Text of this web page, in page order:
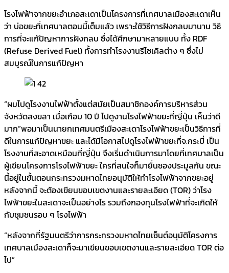
โรงไฟฟ้าจากขยะอำเภอสะเดาเป็นโครงการที่เทศบาลเมืองสะเดาเห็น
ว่า บ่อขยะที่เทศบาลตอนนี้เต็มแล้ว เพราะใช้วิธีการฝังกลบมานาน วิธี
การที่จะแก้ปัญหาการฝังกลบ ซึ่งได้ศึกษามาหลายแบบ ทั้ง RDF
(Refuse Derived Fuel) ทั้งการทำโรงงานรีไซเคิลต่าง ๆ ซึ่งไม่
สมบูรณ์ในการแก้ปัญหา
“ผมไปดูโรงงานไฟฟ้าตั้งแต่สมัยเป็นสมาชิกองค์การบริหารส่วน
จังหวัดสงขลา เมื่อเกือบ 10 ปี ไปดูงานโรงไฟฟ้าขยะที่ญี่ปุ่น เห็นว่าดี
มาก”พอมาเป็นนายกเทศมนตรีเมืองสะเดาโรงไฟฟ้าขยะเป็นวิธีการที่
ดีในการแก้ปัญหาขยะ และได้มีโอกาสไปดูโรงไฟฟ้าขยะที่จ.กระบี่ เป็น
โรงงานที่สะอาดเหมือนที่ญี่ปุ่น จึงเริ่มดำเนินการมาโดยที่เทศบาลเป็น
ผู้เขียนโครงการโรงไฟฟ้าขยะ ใครที่สนใจก็มายื่นซองประมูลกัน ขณะ
นี้อยู่ในขั้นตอนกระทรวงมหาดไทยอนุมัติให้ทำโรงไฟฟ้าจากขยะอยู่
หลังจากนี้ จะต้องเขียนขอบเขตงานและรายละเอียด (TOR) ว่าโรง
ไฟฟ้าขยะในสะเดาจะเป็นอย่างไร รวมถึงกองทุนโรงไฟฟ้าที่จะเกิดให้
กับชุมชนรอบ ๆ โรงไฟฟ้า
“หลังจากที่รัฐมนตรีว่าการกระทรวงมหาดไทยเซ็นต์อนุมัติโครงการ
เทศบาลเมืองสะเดาก็จะมาเขียนขอบเขตงานและรายละเอียด TOR ต่อ
ไป”